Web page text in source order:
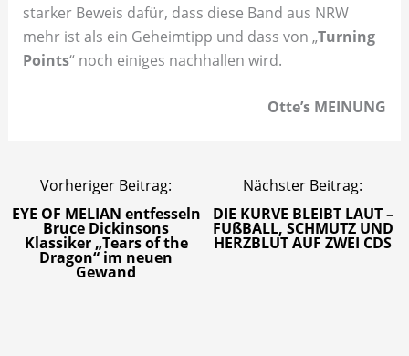
starker Beweis dafür, dass diese Band aus NRW
mehr ist als ein Geheimtipp und dass von „Turning
Points“ noch einiges nachhallen wird.
Otte’s MEINUNG
Vorheriger Beitrag:
EYE OF MELIAN entfesseln
Bruce Dickinsons
Klassiker „Tears of the
Dragon“ im neuen
Gewand
Nächster Beitrag:
DIE KURVE BLEIBT LAUT –
FUßBALL, SCHMUTZ UND
HERZBLUT AUF ZWEI CDS